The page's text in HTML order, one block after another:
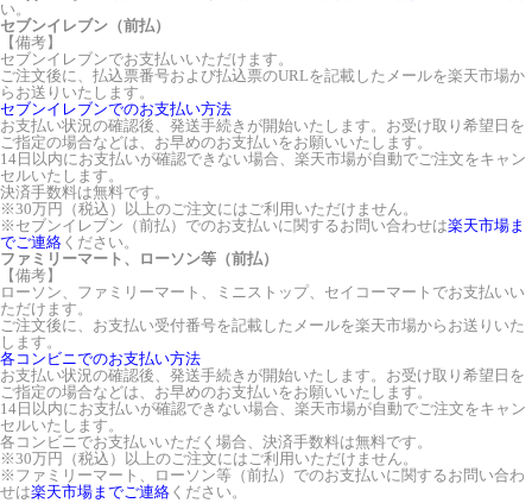
い。
セブンイレブン（前払）
【備考】
セブンイレブンでお支払いいただけます。
ご注文後に、払込票番号および払込票のURLを記載したメールを楽天市場か
らお送りいたします。
セブンイレブンでのお支払い方法
お支払い状況の確認後、発送手続きが開始いたします。お受け取り希望日を
ご指定の場合などは、お早めのお支払いをお願いいたします。
14日以内にお支払いが確認できない場合、楽天市場が自動でご注文をキャン
セルいたします。
決済手数料は無料です。
※30万円（税込）以上のご注文にはご利用いただけません。
※セブンイレブン（前払）でのお支払いに関するお問い合わせは楽天市場ま
でご連絡 ください。
ファミリーマート、ローソン等（前払）
【備考】
ローソン、ファミリーマート、ミニストップ、セイコーマートでお支払いい
ただけます。
ご注文後に、お支払い受付番号を記載したメールを楽天市場からお送りいた
します。
各コンビニでのお支払い方法
お支払い状況の確認後、発送手続きが開始いたします。お受け取り希望日を
ご指定の場合などは、お早めのお支払いをお願いいたします。
14日以内にお支払いが確認できない場合、楽天市場が自動でご注文をキャン
セルいたします。
各コンビニでお支払いいただく場合、決済手数料は無料です。
※30万円（税込）以上のご注文にはご利用いただけません。
※ファミリーマート、ローソン等（前払）でのお支払いに関するお問い合わ
せは楽天市場までご連絡 ください。